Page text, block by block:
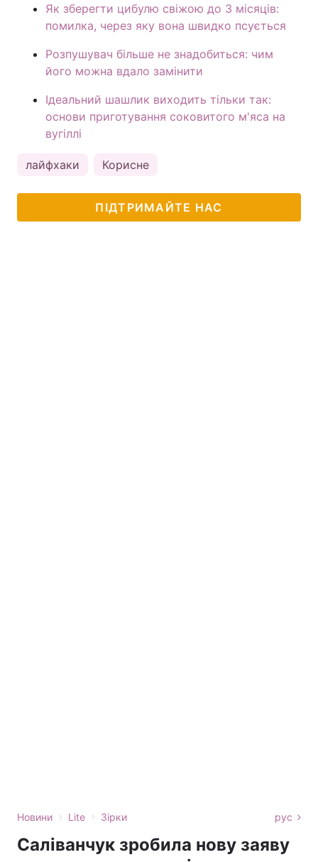
Як зберегти цибулю свіжою до 3 місяців:
помилка, через яку вона швидко псується
Розпушувач більше не знадобиться: чим
його можна вдало замінити
Ідеальний шашлик виходить тільки так:
основи приготування соковитого м'яса на
вугіллі
лайфхаки Корисне
ПІДТРИМАЙТЕ НАС
Новини › Lite › Зірки рус
Саліванчук зробила нову заяву